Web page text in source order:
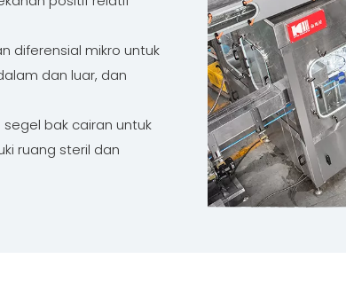
diferensial mikro untuk
dan luar, dan
bak cairan untuk
ruang steril dan